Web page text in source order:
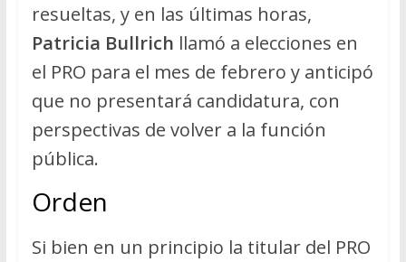
resueltas, y en las últimas horas,
Patricia Bullrich llamó a elecciones en
el PRO para el mes de febrero y anticipó
que no presentará candidatura, con
perspectivas de volver a la función
pública.
Orden
Si bien en un principio la titular del PRO